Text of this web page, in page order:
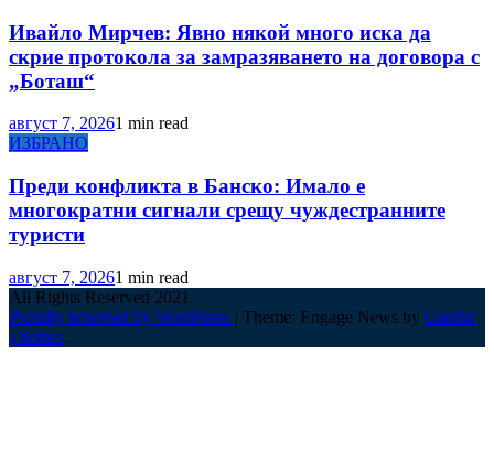
Ивайло Мирчев: Явно някой много иска да
скрие протокола за замразяването на договора с
„Боташ“
август 7, 20261 min read
ИЗБРАНО
Преди конфликта в Банско: Имало е
многократни сигнали срещу чуждестранните
туристи
август 7, 20261 min read
All Rights Reserved 2021.
Proudly powered by WordPress | Theme: Engage News by Candid
Themes.